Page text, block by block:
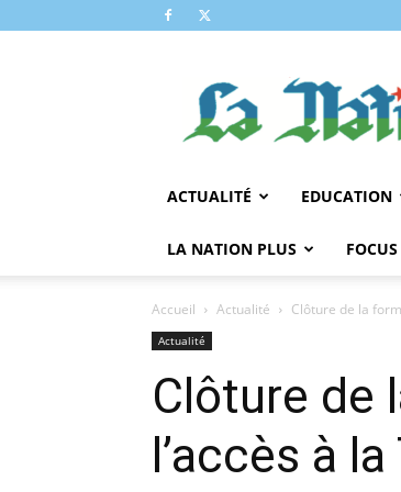
NATION
ACTUALITÉ EDUCATION
LA NATION PLUS FOCUS
Accueil Actualité Clôture de la
Actualité
Clôture de
l’accès à